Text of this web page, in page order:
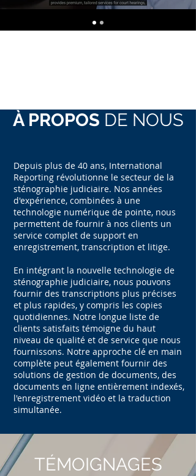
À PROPOS DE NOUS
Depuis plus de 40 ans, International
Reporting révolutionne le secteur de la
sténographie judiciaire. Nos années
d'expérience, combinées à une
technologie numérique de pointe, nous
permettent de fournir à nos clients un
service complet de support en
enregistrement, transcription et litige.
En intégrant la nouvelle technologie de
sténographie judiciaire, nous pouvons
fournir des transcriptions plus précises
et plus rapides, y compris les copies
quotidiennes. Notre longue liste de
clients satisfaits témoigne du haut
niveau de qualité et de service que nous
fournissons. Notre approche clé en main
complète peut également fournir des
solutions de gestion de documents, des
documents en ligne entièrement indexés,
l'enregistrement vidéo et la traduction
simultanée.
TÉMOIGNAGES